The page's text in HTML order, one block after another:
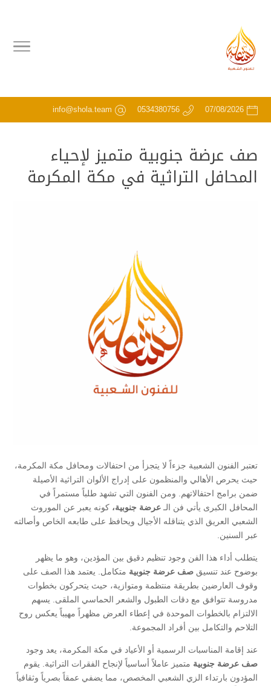
07/08/2026
0534380756
info@shola.team
صف عرضة جنوبية متميز لإحياء
المحافل التراثية في مكة المكرمة
تعتبر الفنون الشعبية جزءاً لا يتجزأ من احتفالات ومحافل مكة المكرمة،
حيث يحرص الأهالي والمنظمون على إدراج الألوان التراثية الأصيلة
ضمن برامج احتفالاتهم. ومن الفنون التي تشهد طلباً مستمراً في
المحافل الكبرى يأتي فن الـ عرضة جنوبية، كونه يعبر عن الموروث
الشعبي العريق الذي يتناقله الأجيال ويحافظ على طابعه الخاص وأصالته
عبر السنين.
​يتطلب أداء هذا الفن وجود تنظيم دقيق بين المؤدين، وهو ما يظهر
بوضوح عند تنسيق صف عرضة جنوبية متكامل. يعتمد هذا الصف على
وقوف العارضين بطريقة منتظمة ومتوازية، حيث يتحركون بخطوات
مدروسة تتوافق مع دقات الطبول والشعر الحماسي الملقى. يسهم
الالتزام بالخطوات الموحدة في إعطاء العرض مظهراً مهيباً يعكس روح
التلاحم والتكامل بين أفراد المجموعة.
​عند إقامة المناسبات الرسمية أو الأعياد في مكة المكرمة، يعد وجود
صف عرضة جنوبية متميز عاملاً أساسياً لإنجاح الفقرات التراثية. يقوم
المؤدون بارتداء الزي الشعبي المخصص، مما يضفي عمقاً بصرياً وثقافياً